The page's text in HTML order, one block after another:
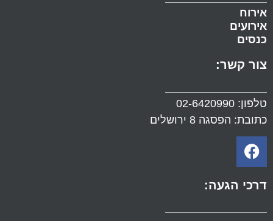
אירוח
אירועים
כנסים
צור קשר:
טלפון: 02-6420990
כתובת: הפסגה 8 ירושלים
דרכי הגעה: